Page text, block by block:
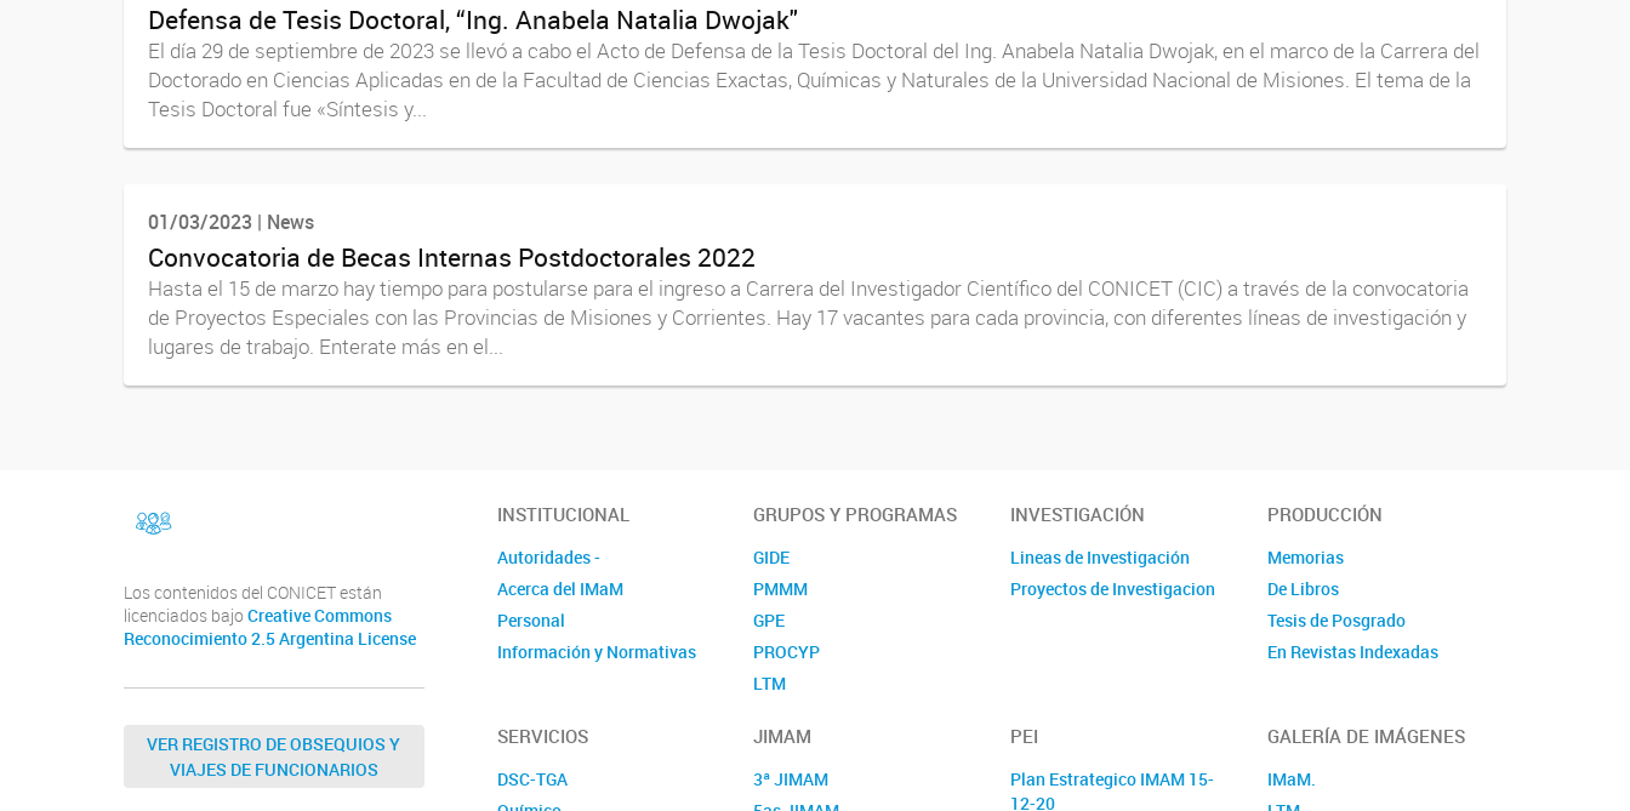
Defensa de Tesis Doctoral, “Ing. Anabela Natalia Dwojak"
El día 29 de septiembre de 2023 se llevó a cabo el Acto de Defensa de la Tesis Doctoral del Ing. Anabela Natalia Dwojak, en el marco de la Carrera del
Doctorado en Ciencias Aplicadas en de la Facultad de Ciencias Exactas, Químicas y Naturales de la Universidad Nacional de Misiones. El tema de la
Tesis Doctoral fue «Síntesis y...
01/03/2023 | News
Convocatoria de Becas Internas Postdoctorales 2022
Hasta el 15 de marzo hay tiempo para postularse para el ingreso a Carrera del Investigador Científico del CONICET (CIC) a través de la convocatoria
de Proyectos Especiales con las Provincias de Misiones y Corrientes. Hay 17 vacantes para cada provincia, con diferentes líneas de investigación y
lugares de trabajo. Enterate más en el...
facebook
Los contenidos del CONICET están
licenciados bajo Creative Commons
Reconocimiento 2.5 Argentina License
VER REGISTRO DE OBSEQUIOS Y
VIAJES DE FUNCIONARIOS
INSTITUCIONAL
Autoridades -
Acerca del IMaM
Personal
Información y Normativas
GRUPOS Y PROGRAMAS
GIDE
PMMM
GPE
PROCYP
LTM
LYM
INVESTIGACIÓN
Lineas de Investigación
Proyectos de Investigacion
PRODUCCIÓN
Memorias
De Libros
Tesis de Posgrado
En Revistas Indexadas
SERVICIOS
DSC-TGA
JIMAM
3ª JIMAM
PEI
Plan Estrategico IMAM 15-
12-20
GALERÍA DE IMÁGENES
IMaM.